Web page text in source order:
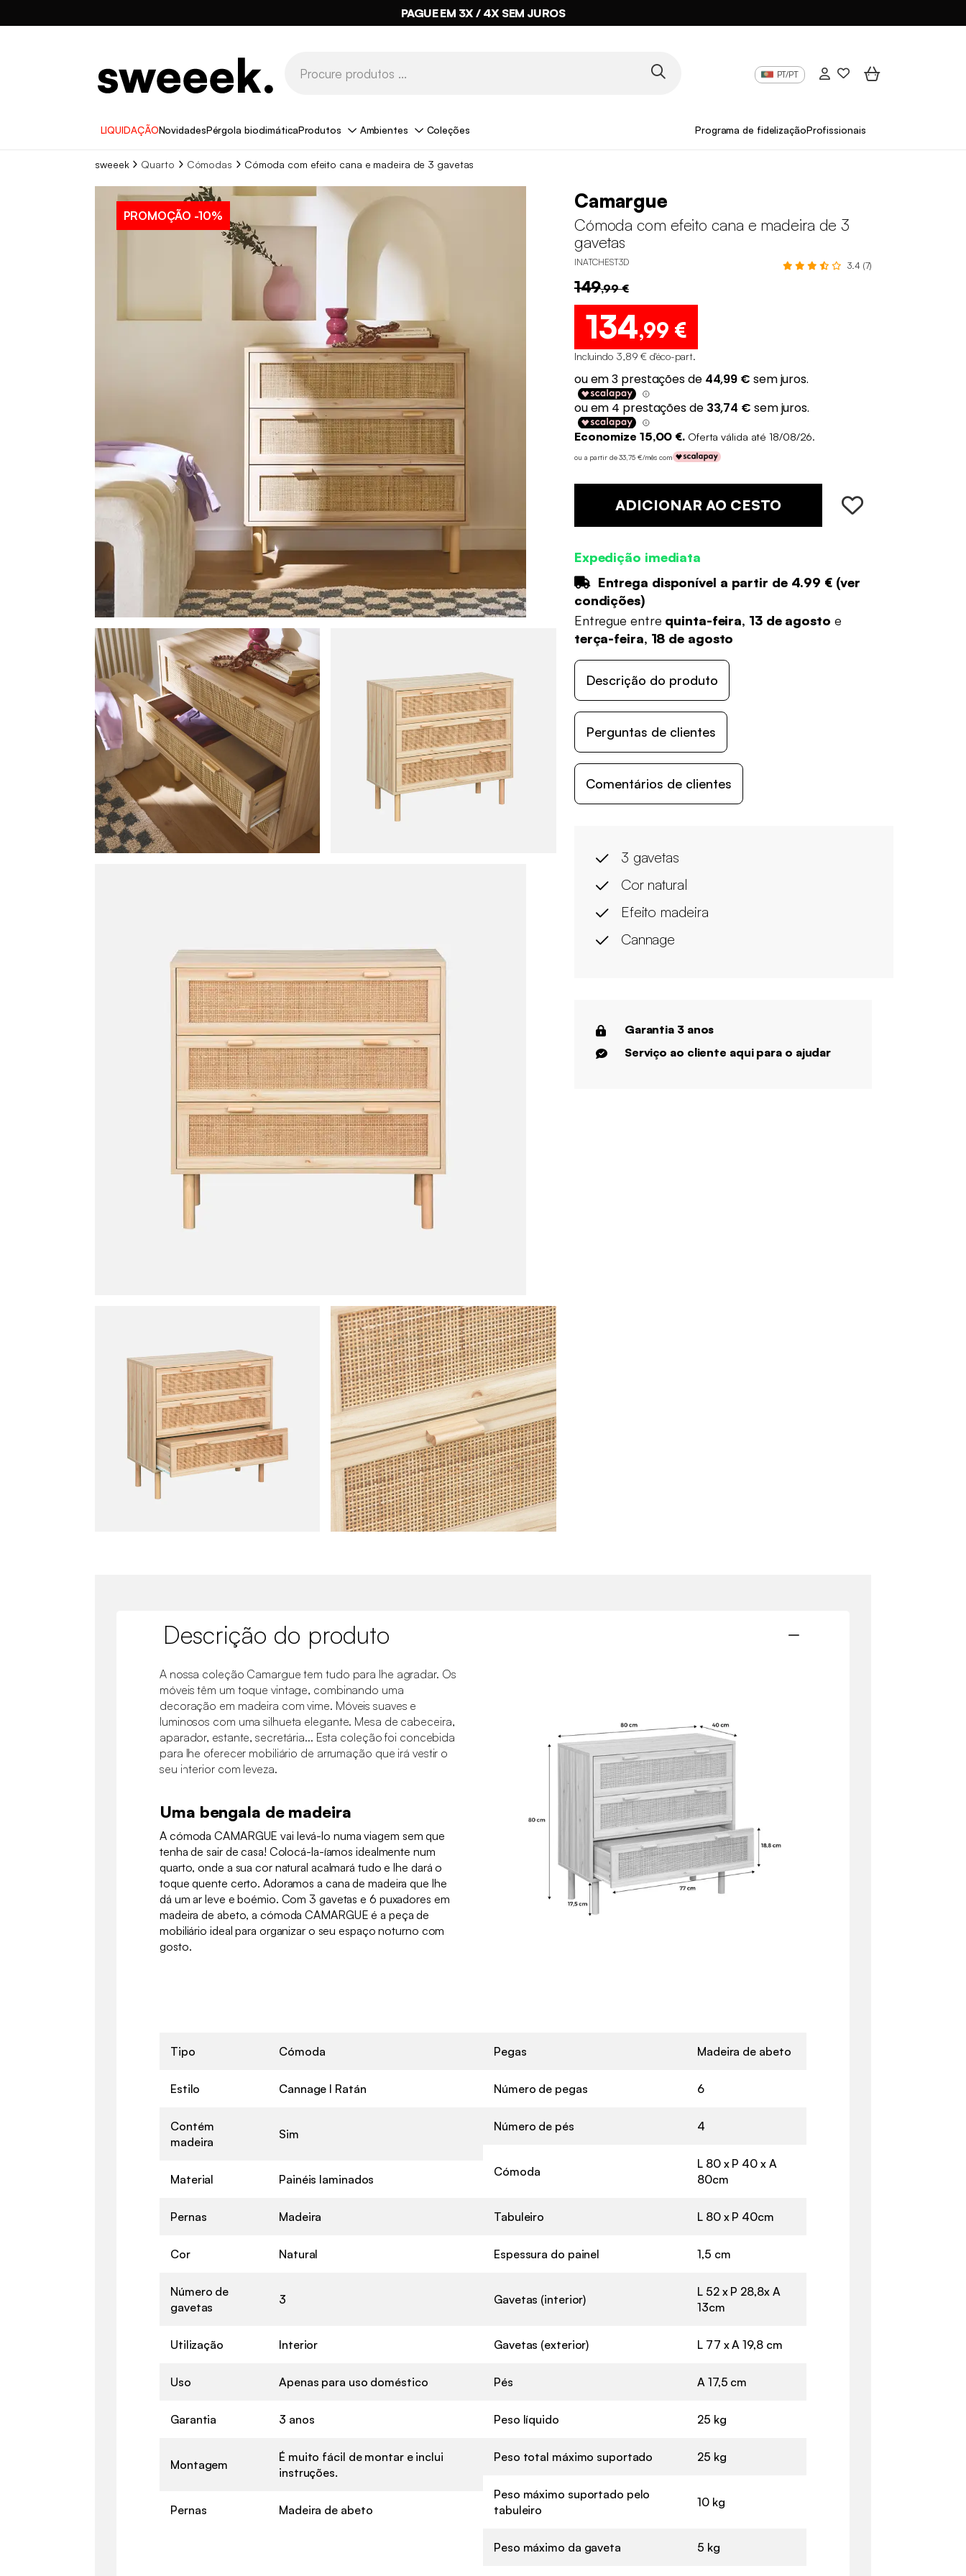
PAGUE EM 3X / 4X SEM JUROS
PT/PT
LIQUIDAÇÃONovidadesPérgola bioclimáticaProdutos Ambientes Coleções Programa de fidelizaçãoProfissionais
sweeek Quarto Cómodas Cómoda com efeito cana e madeira de 3 gavetas
PROMOÇÃO -10%
Camargue
Cómoda com efeito cana e madeira de 3
gavetas
INATCHEST3D 3.4 (7)
149,99 €
134,99 €
Incluindo 3,89 € d'éco-part.
Economize 15,00 €. Oferta válida até 18/08/26.
ou a partir de 33,75 €/mês com
ADICIONAR AO CESTO
Expedição imediata
Entrega disponível a partir de 4.99 € (ver
condições)
Entregue entre quinta-feira, 13 de agosto e
terça-feira, 18 de agosto
Descrição do produto
Perguntas de clientes
Comentários de clientes
3 gavetas
Cor natural
Efeito madeira
Cannage
Garantia 3 anos
Serviço ao cliente aqui para o ajudar
Descrição do produto
A nossa coleção Camargue tem tudo para lhe agradar. Os
móveis têm um toque vintage, combinando uma
decoração em madeira com vime. Móveis suaves e
luminosos com uma silhueta elegante. Mesa de cabeceira,
aparador, estante, secretária... Esta coleção foi concebida
para lhe oferecer mobiliário de arrumação que irá vestir o
seu interior com leveza.
Uma bengala de madeira
A cómoda CAMARGUE vai levá-lo numa viagem sem que
tenha de sair de casa! Colocá-la-íamos idealmente num
quarto, onde a sua cor natural acalmará tudo e lhe dará o
toque quente certo. Adoramos a cana de madeira que lhe
dá um ar leve e boémio. Com 3 gavetas e 6 puxadores em
madeira de abeto, a cómoda CAMARGUE é a peça de
mobiliário ideal para organizar o seu espaço noturno com
gosto.
Tipo Cómoda
Estilo Cannage l Ratán
Contém
madeira
Sim
Material Painéis laminados
Pernas Madeira
Cor Natural
Número de
gavetas
3
Utilização Interior
Uso Apenas para uso doméstico
Garantia 3 anos
Montagem
É muito fácil de montar e inclui
instruções.
Pernas Madeira de abeto
Pegas Madeira de abeto
Número de pegas 6
Número de pés 4
Cómoda
L 80 x P 40 x A
80cm
Tabuleiro L 80 x P 40cm
Espessura do painel 1,5 cm
Gavetas (interior)
L 52 x P 28,8x A
13cm
Gavetas (exterior) L 77 x A 19,8 cm
Pés A 17,5 cm
Peso líquido 25 kg
Peso total máximo suportado 25 kg
Peso máximo suportado pelo
tabuleiro
10 kg
Peso máximo da gaveta 5 kg